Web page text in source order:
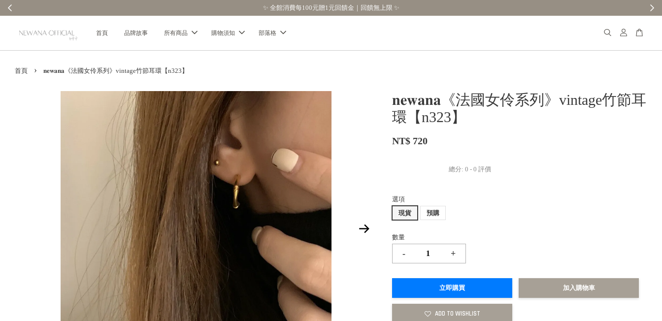
首頁 品牌故事 所有商品 購物須知 部落格
首頁 › 𝐧𝐞𝐰𝐚𝐧𝐚《法國女伶系列》vintage竹節耳環【n323】
𝐧𝐞𝐰𝐚𝐧𝐚《法國女伶系列》vintage竹節耳
環【n323】
NT$ 720
總分:0 -0 評價
選項
現貨
預購
數量
- +
立即購買 加入購物車
ADD TO WISHLIST